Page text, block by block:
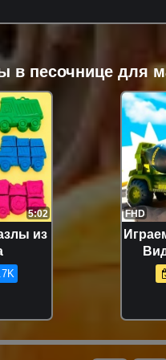
в песочнице для
5:02
из
FHD